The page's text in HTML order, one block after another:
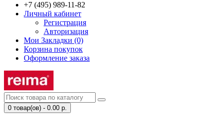
+7 (495) 989-11-82
Личный кабинет
Регистрация
Авторизация
Мои Закладки (0)
Корзина покупок
Оформление заказа
0 товар(ов) - 0.00 р.